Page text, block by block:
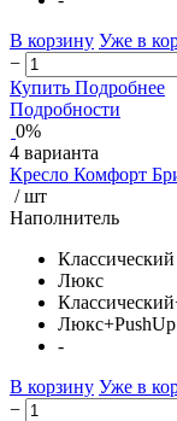
В корзину Уже в
−
Купить Подробнее
Подробности
0%
4 варианта
Кресло Комфорт
/ шт
Наполнитель
Классический
Люкс
Люкс+PushUp
-
В корзину Уже в
−